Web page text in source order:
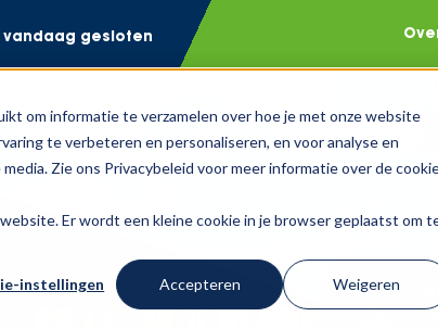
om informatie te verzamelen over hoe je met onze website
te verbeteren en personaliseren, en voor analyse en
Zie ons Privacybeleid voor meer informatie over de
Er wordt een kleine cookie in je browser geplaatst om
instellingen Accepteren Weigeren
vandaag gesloten
Voorraad
06